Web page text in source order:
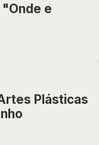
e
Plásticas